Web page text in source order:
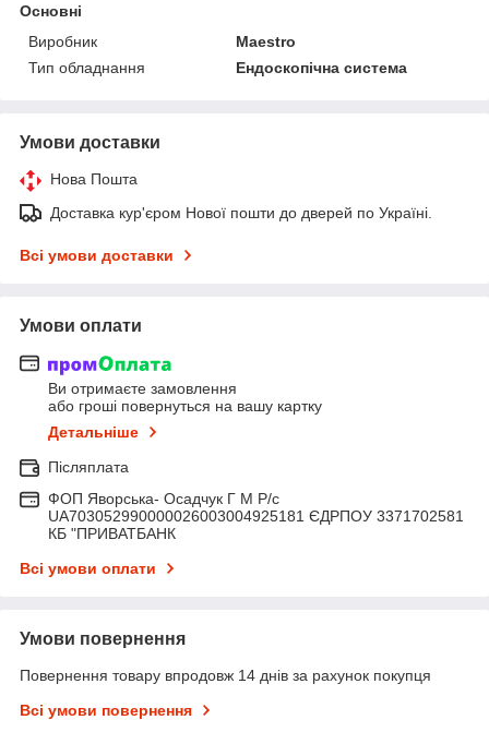
Основні
Виробник
Maestro
Тип обладнання
Ендоскопічна система
Умови доставки
Нова Пошта
Доставка кур'єром Нової пошти до дверей по Україні.
Всі умови доставки
Умови оплати
Ви отримаєте замовлення
або гроші повернуться на вашу картку
Детальніше
Післяплата
ФОП Яворська- Осадчук Г М Р/c
UA703052990000026003004925181 ЄДРПОУ 3371702581
КБ "ПРИВАТБАНК
Всі умови оплати
Умови повернення
Повернення товару впродовж 14 днів за рахунок покупця
Всі умови повернення